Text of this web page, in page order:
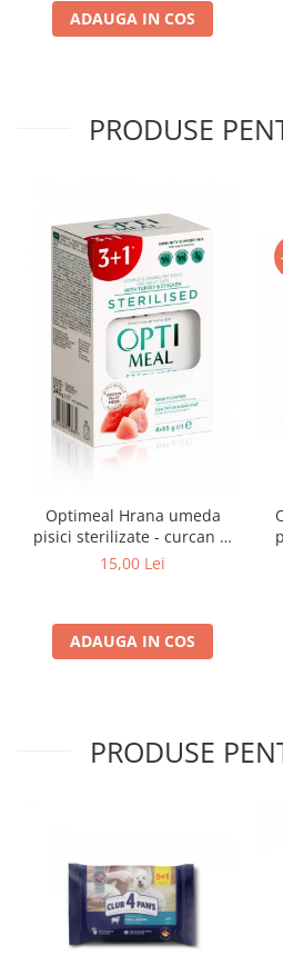
ADAUGA IN COS
PRODUSE
Optimeal Hrana umeda
pisici sterilizate - curcan si
pui in sos, set 3+1,
15,00 Lei
ADAUGA IN COS
PRODUSE